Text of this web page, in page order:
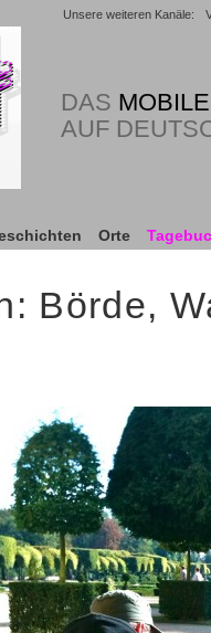
Unsere weiteren Kanäle:
DAS
AUF
Orte
Börde,